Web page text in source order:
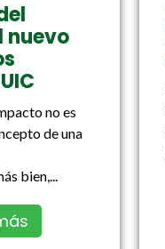
nuevo
no es
de una
bien,...